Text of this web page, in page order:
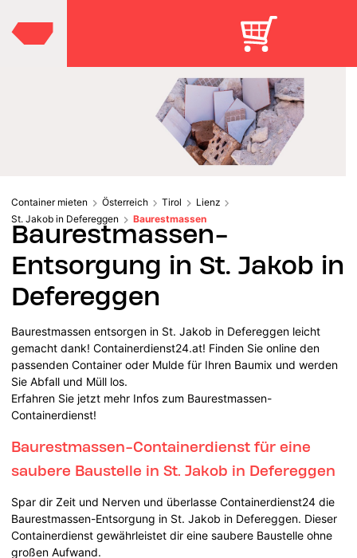
Container mieten Österreich Tirol
Lienz
St. Jakob in Defereggen
Baurestmassen
Baurestmassen-
Entsorgung in St. Jakob in
Defereggen
Baurestmassen entsorgen in St. Jakob in Defereggen leicht
gemacht dank! Containerdienst24.at! Finden Sie online den
passenden Container oder Mulde für Ihren Baumix und werden
Sie Abfall und Müll los.
Erfahren Sie jetzt mehr Infos zum Baurestmassen-
Containerdienst!
Baurestmassen-Containerdienst für eine
saubere Baustelle in St. Jakob in Defereggen
Spar dir Zeit und Nerven und überlasse Containerdienst24 die
Baurestmassen-Entsorgung in St. Jakob in Defereggen. Dieser
Containerdienst gewährleistet dir eine saubere Baustelle ohne
großen Aufwand.